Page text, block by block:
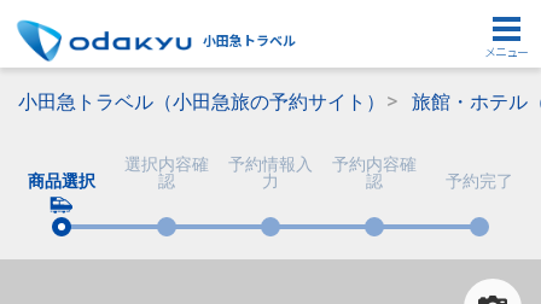
小田急トラベル
メニュー
小田急トラベル（小田急旅の予約サイト） 旅館・ホテル
商品選択
選択内容確
認
予約情報入
力
予約内容確
認
予約完了